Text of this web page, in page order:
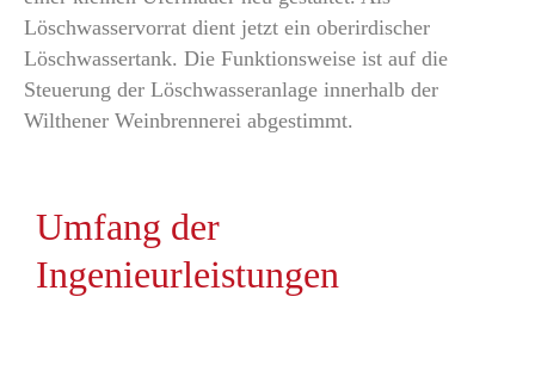
Löschwasservorrat dient jetzt ein oberirdischer
Löschwassertank. Die Funktionsweise ist auf die
Steuerung der Löschwasseranlage innerhalb der
Wilthener Weinbrennerei abgestimmt.
Umfang der
Ingenieurleistungen